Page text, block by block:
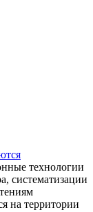
технологии
систематизации
на территории